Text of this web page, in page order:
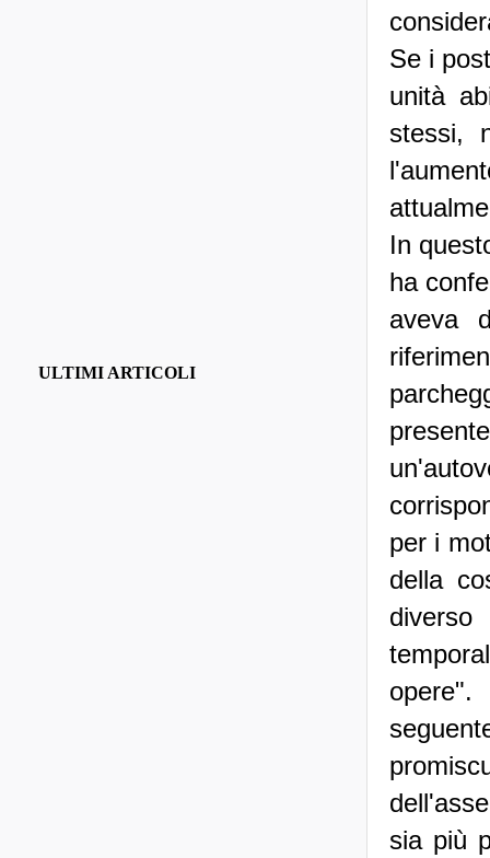
Se i
unità
stessi,
In
ha
aveva
per i
della
sia più
ULTIMI ARTICOLI